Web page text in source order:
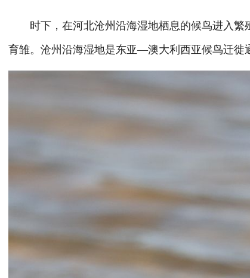
时下，在河北沧州沿海湿地栖息的候鸟进入繁
育雏。沧州沿海湿地是东亚—澳大利西亚候鸟迁徙